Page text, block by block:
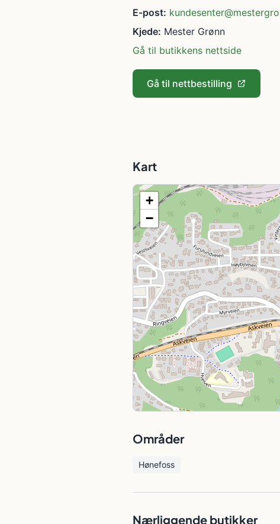
E-post:
Kjede: Mester Grønn
Gå til butikkens nettside
Gå til nettbestilling
Kart
+
−
Områder
Hønefoss
Nærliggende butikker